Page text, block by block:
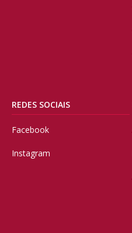
REDES SOCIAIS
Facebook
Instagram